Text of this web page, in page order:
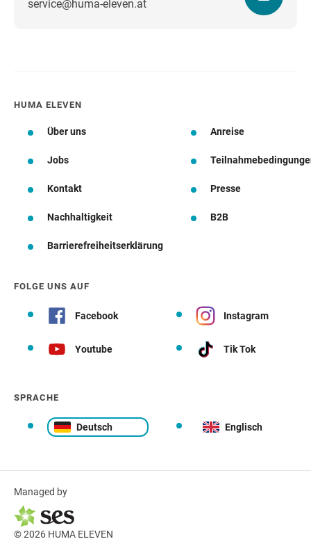
service@huma-eleven.atWegbeschreibung
HUMA ELEVEN
Über uns Anreise
Jobs
Kontakt Presse
Nachhaltigkeit B2B
Barrierefreiheitserklärung
FOLGE UNS AUF
Facebook Instagram
Youtube Tik Tok
SPRACHE
Deutsch Englisch
Managed by
© 2026 HUMA ELEVEN